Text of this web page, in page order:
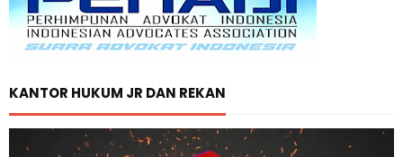
KANTOR HUKUM JR DAN REKAN